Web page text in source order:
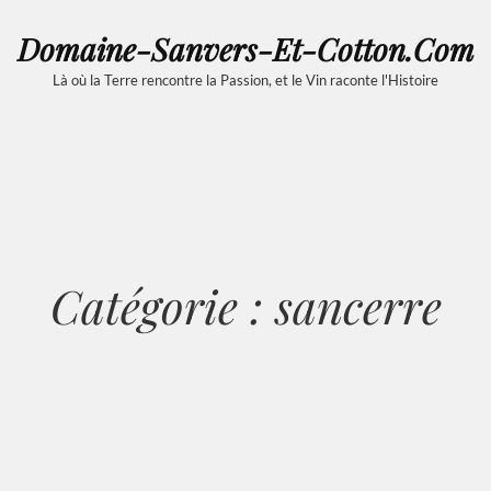
Domaine-Sanvers-Et-Cotton.com
Là où la Terre rencontre la Passion, et le Vin raconte l'Histoire
Catégorie :sancerre